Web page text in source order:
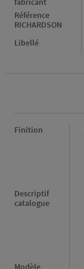
Référence
RICHARDSON
Libellé
Caractéristiques
Finition
Descriptif
catalogue
Modèle